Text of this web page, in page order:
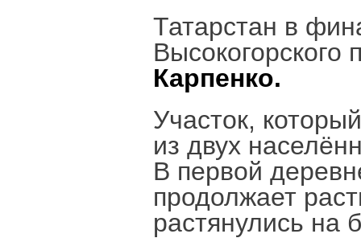
Татарстан в
Высокогорского
Карпенко.
Участок,
из двух
В первой
продолжает
растянулись на